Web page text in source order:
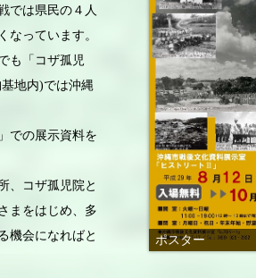
ポスター
では県民の４人
なっています。
も「コザ孤児
地内)では沖縄
での展示資料を
、コザ孤児院と
まをはじめ、多
機会になればと